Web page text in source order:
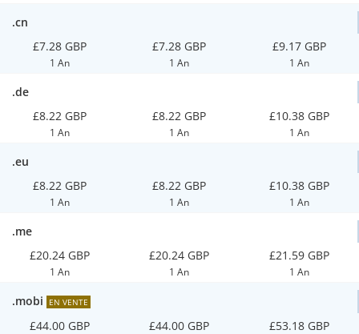
.cn
£7.28 GBP
1 An
£7.28 GBP
1 An
£9.17 GBP
1 An
.de
£8.22 GBP
1 An
£8.22 GBP
1 An
£10.38 GBP
1 An
.eu
£8.22 GBP
1 An
£8.22 GBP
1 An
£10.38 GBP
1 An
.me
£20.24 GBP
1 An
£20.24 GBP
1 An
£21.59 GBP
1 An
.mobi EN VENTE
£44.00 GBP £44.00 GBP £53.18 GBP